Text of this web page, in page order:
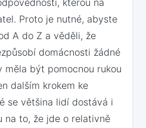
Proto je nutné, abyste
A do Z a věděli, že
domácnosti žádné
měla být pomocnou rukou
dalším krokem ke
se většina lidí dostává i
na to, že jde o relativně